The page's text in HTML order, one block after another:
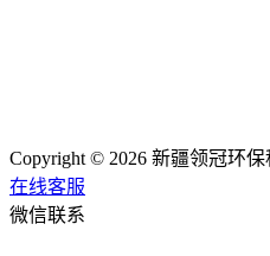
Copyright © 2026 新疆领冠环
在线客服
微信联系